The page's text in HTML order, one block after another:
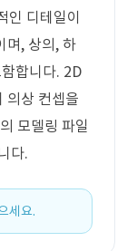
디테일이
며, 상의, 하
합니다. 2D
의상 컨셉을
모델링 파일
다.
세요.